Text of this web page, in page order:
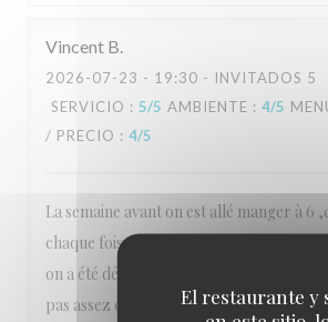
El restaurante y
Vincent B
2026-07-23 - 19:30 - INVITADOS 5
SERVICIO : 5/5 AMBIENTE : 4/5
/ PRECIO : 4/5
La semaine avant on est allé manger à 6
chaque fois depuis des super délicieux, ici
on a été déçu, c'était sûrement un autre
pas assez cuites, le poisson pas cuit.